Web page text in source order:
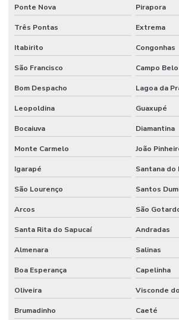
Válvula Esfera Bi Partida Preço
Válvula Esfera Flange
Válvula Fundo De Poço
Válvula Gaveta 150lbs Preço
Válvula Pneumática
Válvula Retenção Horizontal
Válvula Retenção Vertical
Válvula Solenóide
Válvula Solenóide 5 3 Vias Preço
Venda De Conexões Galvanizadas
Venda De Mangote Em São Paulo
Ponte Nova Pirapora
Três Pontas Extrema
Itabirito Congonhas
São Francisco Campo Belo
Bom Despacho Lagoa da
Leopoldina Guaxupé
Bocaiuva Diamantina
Monte Carmelo João
Igarapé Santana do
São Lourenço Santos
Arcos São
Santa Rita do Sapucaí Andradas
Almenara Salinas
Boa Esperança Capelinha
Oliveira Visconde
Brumadinho Caeté